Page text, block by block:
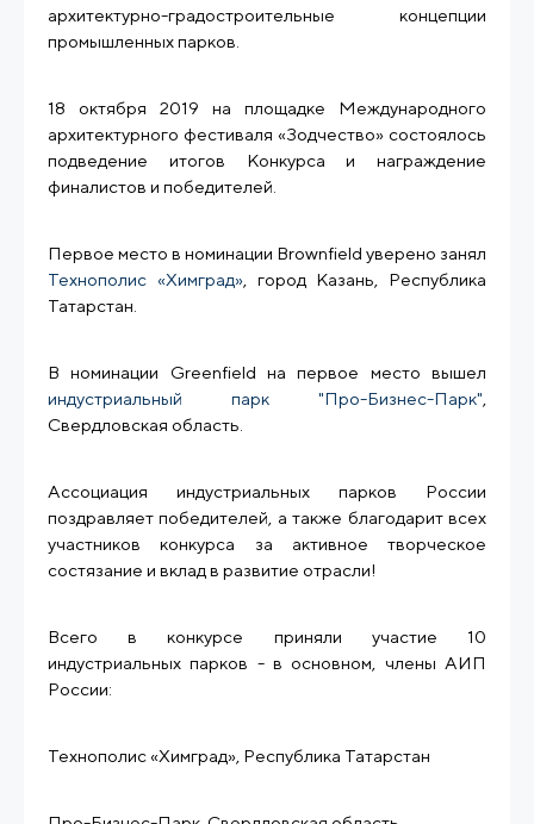
архитектурно-градостроительные концепции
промышленных парков.
18 октября 2019 на площадке Международного
архитектурного фестиваля «Зодчество» состоялось
подведение итогов Конкурса и награждение
финалистов и победителей.
Первое место в номинации Brownfield уверено занял
Технополис «Химград», город Казань, Республика
Татарстан.
В номинации Greenfield на первое место вышел
индустриальный парк "Про-Бизнес-Парк"
Свердловская область.
Ассоциация индустриальных парков России
поздравляет победителей, а также благодарит всех
участников конкурса за активное творческое
состязание и вклад в развитие отрасли!
Всего в конкурсе приняли участие 10
индустриальных парков - в основном, члены АИП
России:
Технополис «Химград», Республика Татарстан